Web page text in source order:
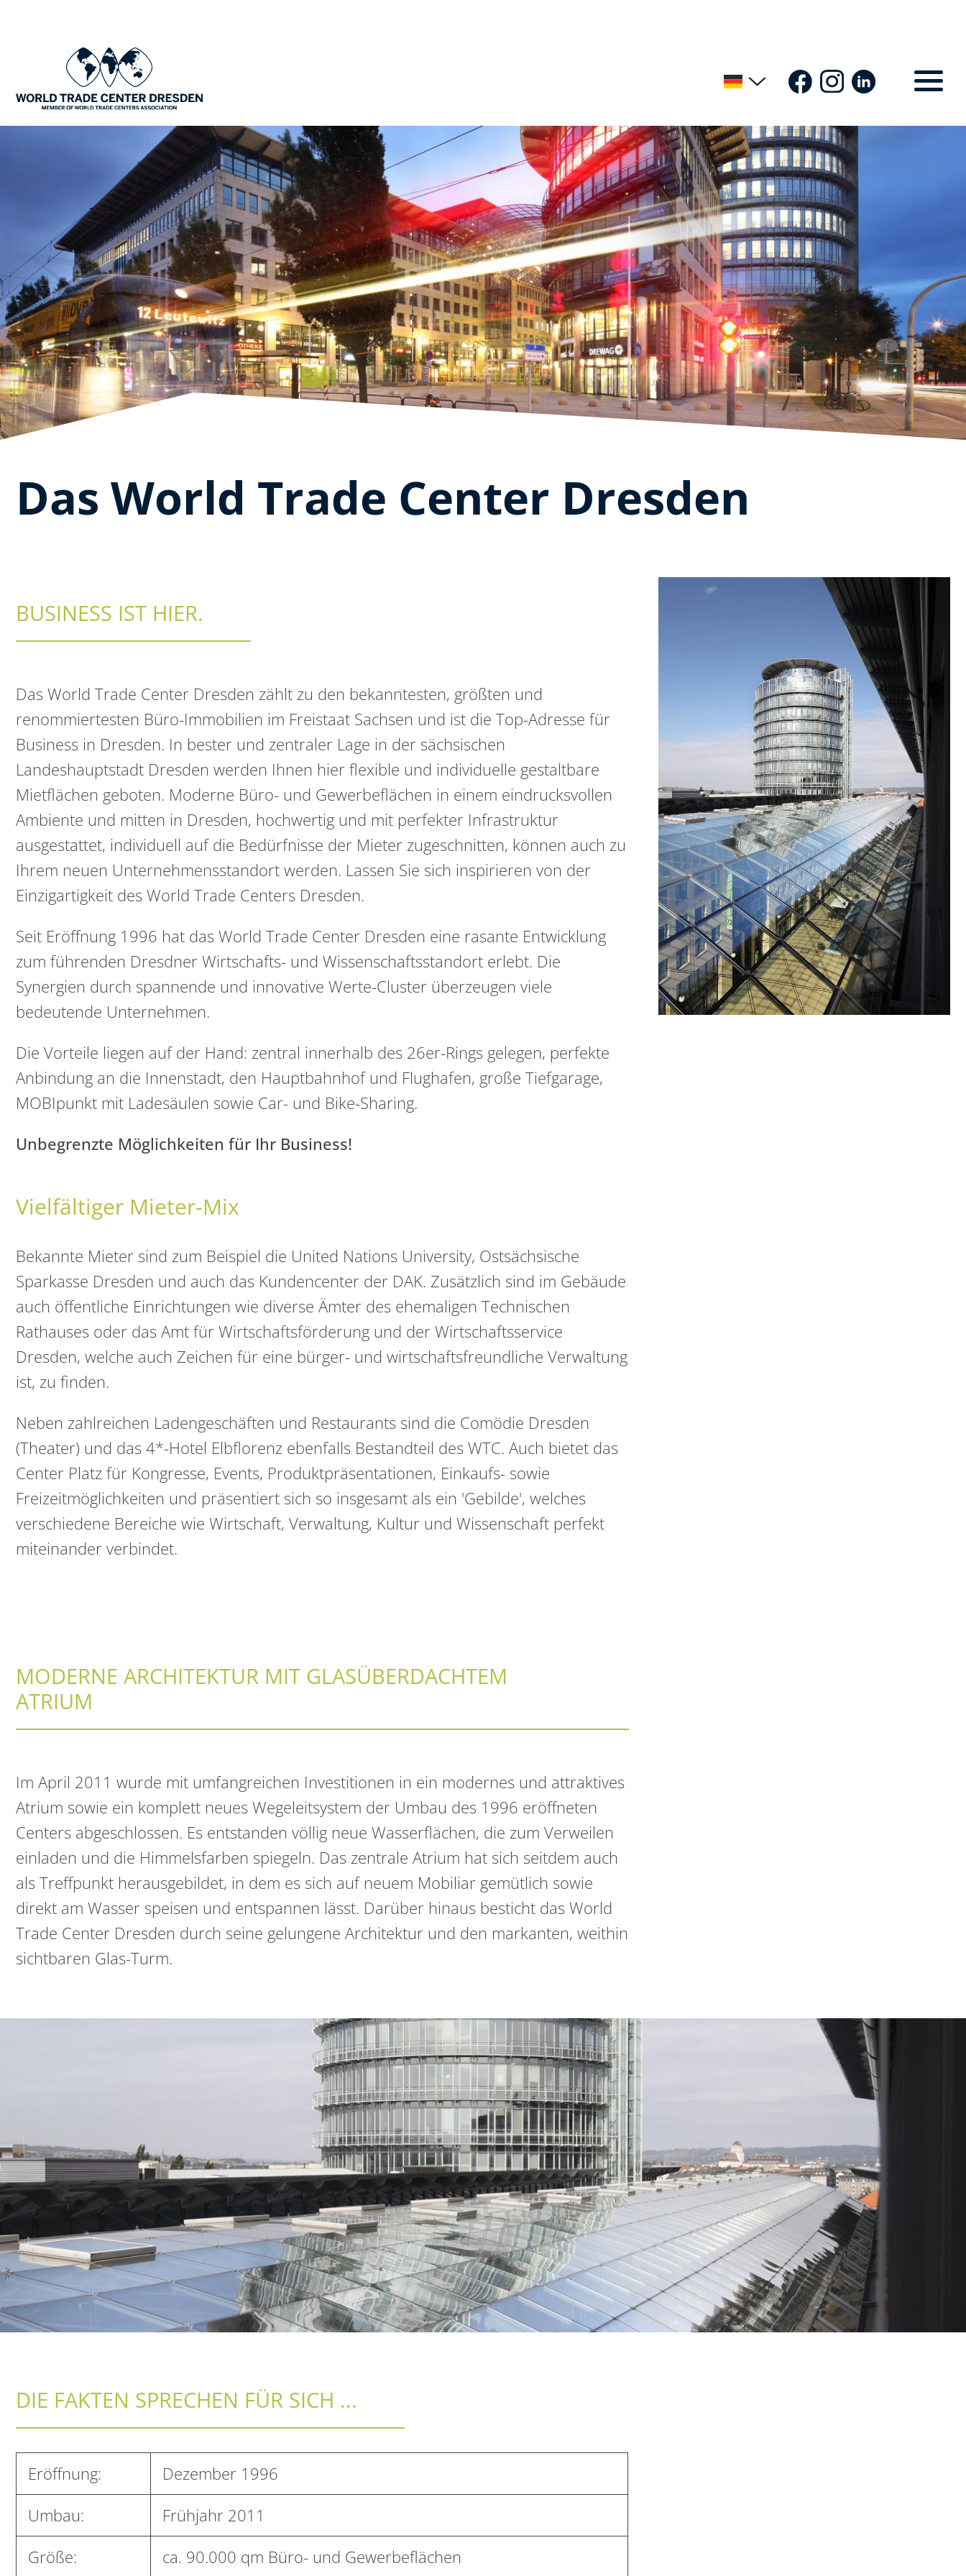
Das World Trade Center Dresden
BUSINESS IST HIER.
Das World Trade Center Dresden zählt zu den bekanntesten, größten und
renommiertesten Büro-Immobilien im Freistaat Sachsen und ist die Top-Adresse für
Business in Dresden. In bester und zentraler Lage in der sächsischen
Landeshauptstadt Dresden werden Ihnen hier flexible und individuelle gestaltbare
Mietflächen geboten. Moderne Büro- und Gewerbeflächen in einem eindrucksvollen
Ambiente und mitten in Dresden, hochwertig und mit perfekter Infrastruktur
ausgestattet, individuell auf die Bedürfnisse der Mieter zugeschnitten, können auch zu
Ihrem neuen Unternehmensstandort werden. Lassen Sie sich inspirieren von der
Einzigartigkeit des World Trade Centers Dresden.
Seit Eröffnung 1996 hat das World Trade Center Dresden eine rasante Entwicklung
zum führenden Dresdner Wirtschafts- und Wissenschaftsstandort erlebt. Die
Synergien durch spannende und innovative Werte-Cluster überzeugen viele
bedeutende Unternehmen.
Die Vorteile liegen auf der Hand: zentral innerhalb des 26er-Rings gelegen, perfekte
Anbindung an die Innenstadt, den Hauptbahnhof und Flughafen, große Tiefgarage,
MOBIpunkt mit Ladesäulen sowie Car- und Bike-Sharing.
Unbegrenzte Möglichkeiten für Ihr Business!
Vielfältiger Mieter-Mix
Bekannte Mieter sind zum Beispiel die United Nations University, Ostsächsische
Sparkasse Dresden und auch das Kundencenter der DAK. Zusätzlich sind im Gebäude
auch öffentliche Einrichtungen wie diverse Ämter des ehemaligen Technischen
Rathauses oder das Amt für Wirtschaftsförderung und der Wirtschaftsservice
Dresden, welche auch Zeichen für eine bürger- und wirtschaftsfreundliche Verwaltung
ist, zu finden.
Neben zahlreichen Ladengeschäften und Restaurants sind die Comödie Dresden
(Theater) und das 4*-Hotel Elbflorenz ebenfalls Bestandteil des WTC. Auch bietet das
Center Platz für Kongresse, Events, Produktpräsentationen, Einkaufs- sowie
Freizeitmöglichkeiten und präsentiert sich so insgesamt als ein 'Gebilde', welches
verschiedene Bereiche wie Wirtschaft, Verwaltung, Kultur und Wissenschaft perfekt
miteinander verbindet.
MODERNE ARCHITEKTUR MIT GLASÜBERDACHTEM
ATRIUM
Im April 2011 wurde mit umfangreichen Investitionen in ein modernes und attraktives
Atrium sowie ein komplett neues Wegeleitsystem der Umbau des 1996 eröffneten
Centers abgeschlossen. Es entstanden völlig neue Wasserflächen, die zum Verweilen
einladen und die Himmelsfarben spiegeln. Das zentrale Atrium hat sich seitdem auch
als Treffpunkt herausgebildet, in dem es sich auf neuem Mobiliar gemütlich sowie
direkt am Wasser speisen und entspannen lässt. Darüber hinaus besticht das World
Trade Center Dresden durch seine gelungene Architektur und den markanten, weithin
sichtbaren Glas-Turm.
DIE FAKTEN SPRECHEN FÜR SICH ...
Eröffnung:
Dezember 1996
Umbau:
Frühjahr 2011
Größe:
ca. 90.000 qm Büro- und Gewerbeflächen